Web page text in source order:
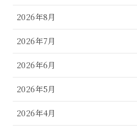
2026年8月
2026年7月
2026年6月
2026年5月
2026年4月